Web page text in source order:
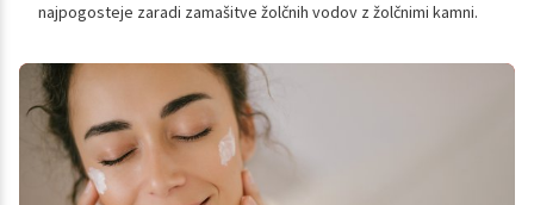
najpogosteje zaradi zamašitve žolčnih vodov z žolčnimi kamni.